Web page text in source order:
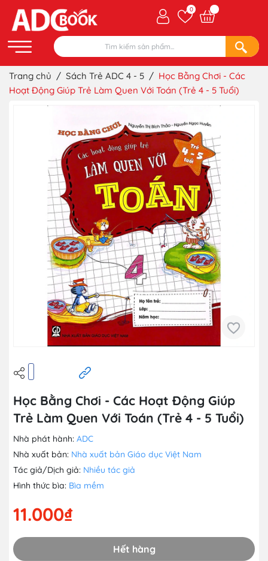
0
Trang chủ / Sách Trẻ ADC 4 - 5 / Học Bằng Chơi - Các
Hoạt Động Giúp Trẻ Làm Quen Với Toán (Trẻ 4 - 5 Tuổi)
Học Bằng Chơi - Các Hoạt Động Giúp
Trẻ Làm Quen Với Toán (Trẻ 4 - 5 Tuổi)
Nhà phát hành: ADC
Nhà xuất bản: Nhà xuất bản Giáo dục Việt Nam
Tác giả/Dịch giả: Nhiều tác giả
Hình thức bìa: Bìa mềm
11.000₫
Hết hàng